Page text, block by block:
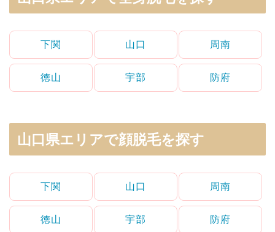
下関 山口 周南
徳山 宇部 防府
山口県エリアで顔脱毛を探す
下関 山口 周南
徳山 宇部 防府